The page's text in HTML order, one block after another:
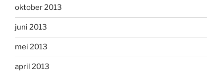
oktober 2013
juni 2013
mei 2013
april 2013